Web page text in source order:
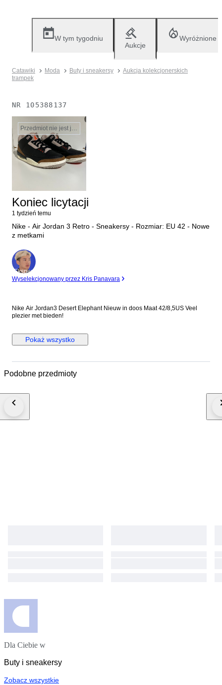
W tym tygodniu
Aukcje
Wyróżnione
Catawiki Moda Buty i sneakersy
Aukcja kolekcjonerskich
trampek
NR 105388137
Przedmiot nie jest już dostępny
Koniec licytacji
1 tydzień temu
Nike - Air Jordan 3 Retro - Sneakersy - Rozmiar: EU 42 - Nowe
z metkami
Ekspert
Wyselekcjonowany przez Kris Panavara
Nike Air Jordan3 Desert Elephant Nieuw in doos Maat 42/8,5US Veel
plezier met bieden!
Pokaż wszystko
Podobne przedmioty
Dla Ciebie w
Buty i sneakersy
Zobacz wszystkie